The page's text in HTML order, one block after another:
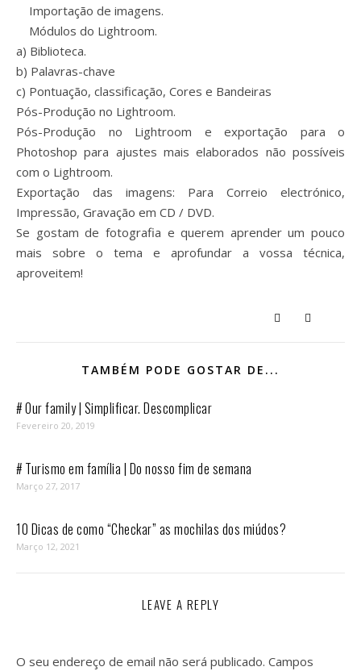
Importação de imagens.
Módulos do Lightroom.
a) Biblioteca.
b) Palavras-chave
c) Pontuação, classificação, Cores e Bandeiras
Pós-Produção no Lightroom.
Pós-Produção no Lightroom e exportação para o
Photoshop para ajustes mais elaborados não possíveis
com o Lightroom.
Exportação das imagens: Para Correio electrónico,
Impressão, Gravação em CD / DVD.
Se gostam de fotografia e querem aprender um pouco
mais sobre o tema e aprofundar a vossa técnica,
aproveitem!
TAMBÉM PODE GOSTAR DE...
# Our family | Simplificar. Descomplicar
Fevereiro 20, 2019
# Turismo em família | Do nosso fim de semana
Março 27, 2017
10 Dicas de como “Checkar” as mochilas dos miúdos?
Março 12, 2021
LEAVE A REPLY
O seu endereço de email não será publicado. Campos